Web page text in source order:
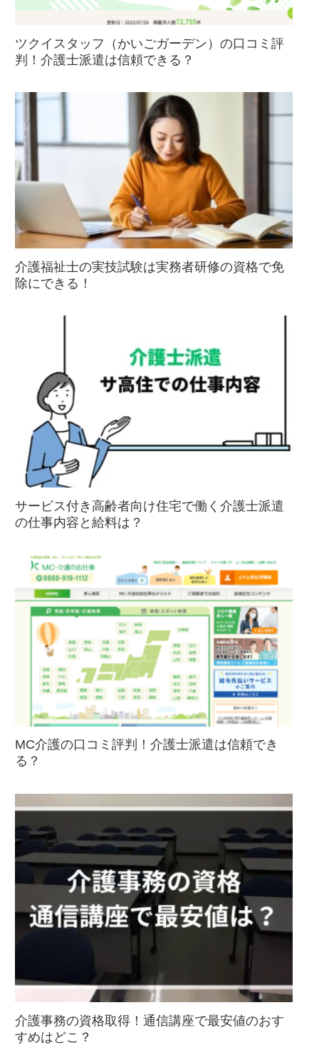
ツクイスタッフ（かいごガーデン）の口コミ評
判！介護士派遣は信頼できる？
介護福祉士の実技試験は実務者研修の資格で免
除にできる！
サービス付き高齢者向け住宅で働く介護士派遣
の仕事内容と給料は？
MC介護の口コミ評判！介護士派遣は信頼でき
る？
介護事務の資格取得！通信講座で最安値のおす
すめはどこ？